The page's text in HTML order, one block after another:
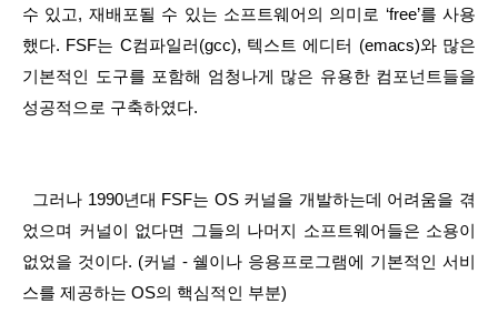
수 있고, 재배포될 수 있는 소프트웨어의 의미로 ‘free’를 사용
했다. FSF는 C컴파일러(gcc), 텍스트 에디터 (emacs)와 많은
기본적인 도구를 포함해 엄청나게 많은 유용한 컴포넌트들을
성공적으로 구축하였다.
었으며 커널이 없다면 그들의 나머지 소프트웨어들은 소용이
없었을 것이다. (커널 - 쉘이나 응용프로그램에 기본적인 서비
스를 제공하는 OS의 핵심적인 부분)